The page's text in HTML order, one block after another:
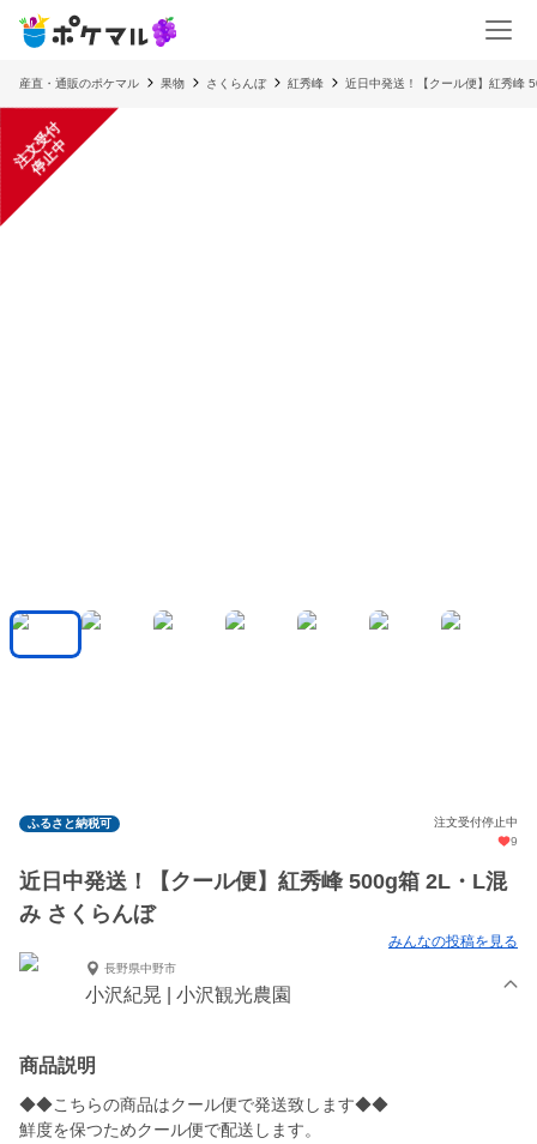
産直・通販のポケマル 果物 さくらんぼ 紅秀峰 近日中発送！【クール便】紅秀峰
注
文
受
付
停
止
中
ふるさと納税可
注文受付停止中
9
近日中発送！【クール便】紅秀峰 500g箱 2L・L混
み さくらんぼ
みんなの投稿を見る
長野県中野市
小沢紀晃 | 小沢観光農園
商品説明
◆◆こちらの商品はクール便で発送致します◆◆
鮮度を保つためクール便で配送します。